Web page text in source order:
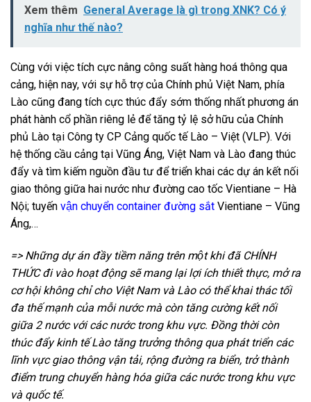
Xem thêm General Average là gì trong XNK? Có ý
nghĩa như thế nào?
Cùng với việc tích cực nâng công suất hàng hoá thông qua
cảng, hiện nay, với sự hỗ trợ của Chính phủ Việt Nam, phía
Lào cũng đang tích cực thúc đẩy sớm thống nhất phương án
phát hành cổ phần riêng lẻ để tăng tỷ lệ sở hữu của Chính
phủ Lào tại Công ty CP Cảng quốc tế Lào – Việt (VLP). Với
hệ thống cầu cảng tại Vũng Áng, Việt Nam và Lào đang thúc
đẩy và tìm kiếm nguồn đầu tư để triển khai các dự án kết nối
giao thông giữa hai nước như đường cao tốc Vientiane – Hà
Nội; tuyến vận chuyển container đường sắt Vientiane – Vũng
Áng,…
=> Những dự án đầy tiềm năng trên một khi đã CHÍNH
THỨC đi vào hoạt động sẽ mang lại lợi ích thiết thực, mở ra
cơ hội không chỉ cho Việt Nam và Lào có thể khai thác tối
đa thế mạnh của mỗi nước mà còn tăng cường kết nối
giữa 2 nước với các nước trong khu vực. Đồng thời còn
thúc đẩy kinh tế Lào tăng trưởng thông qua phát triển các
lĩnh vực giao thông vận tải, rộng đường ra biển, trở thành
điểm trung chuyển hàng hóa giữa các nước trong khu vực
và quốc tế.